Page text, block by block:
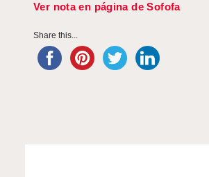
Ver nota en página de Sofofa
Share this...